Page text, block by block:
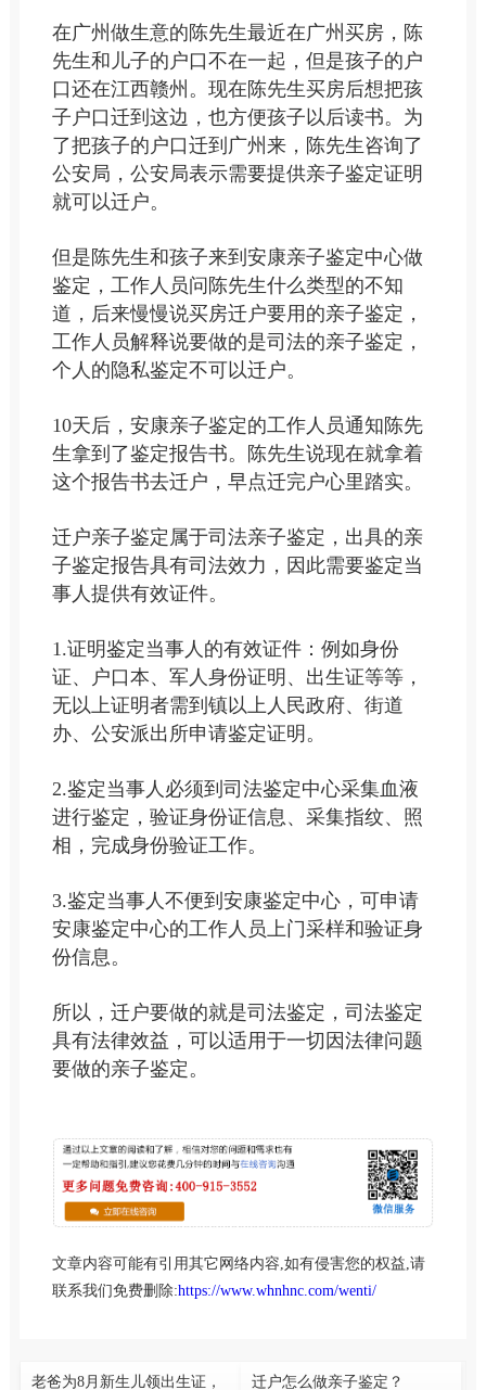
在广州做生意的陈先生最近在广州买房，陈
先生和儿子的户口不在一起，但是孩子的户
口还在江西赣州。现在陈先生买房后想把孩
子户口迁到这边，也方便孩子以后读书。为
了把孩子的户口迁到广州来，陈先生咨询了
公安局，公安局表示需要提供亲子鉴定证明
就可以迁户。
但是陈先生和孩子来到安康亲子鉴定中心做
鉴定，工作人员问陈先生什么类型的不知
道，后来慢慢说买房迁户要用的亲子鉴定，
工作人员解释说要做的是司法的亲子鉴定，
个人的隐私鉴定不可以迁户。
10天后，安康亲子鉴定的工作人员通知陈先
生拿到了鉴定报告书。陈先生说现在就拿着
这个报告书去迁户，早点迁完户心里踏实。
迁户亲子鉴定属于司法亲子鉴定，出具的亲
子鉴定报告具有司法效力，因此需要鉴定当
事人提供有效证件。
1.证明鉴定当事人的有效证件：例如身份
证、户口本、军人身份证明、出生证等等，
无以上证明者需到镇以上人民政府、街道
办、公安派出所申请鉴定证明。
2.鉴定当事人必须到司法鉴定中心采集血液
进行鉴定，验证身份证信息、采集指纹、照
相，完成身份验证工作。
3.鉴定当事人不便到安康鉴定中心，可申请
安康鉴定中心的工作人员上门采样和验证身
份信息。
所以，迁户要做的就是司法鉴定，司法鉴定
具有法律效益，可以适用于一切因法律问题
要做的亲子鉴定。
文章内容可能有引用其它网络内容,如有侵害您的权益,请
联系我们免费删除:https://www.whnhnc.com/wenti/
老爸为8月新生儿领出生证， 迁户怎么做亲子鉴定？